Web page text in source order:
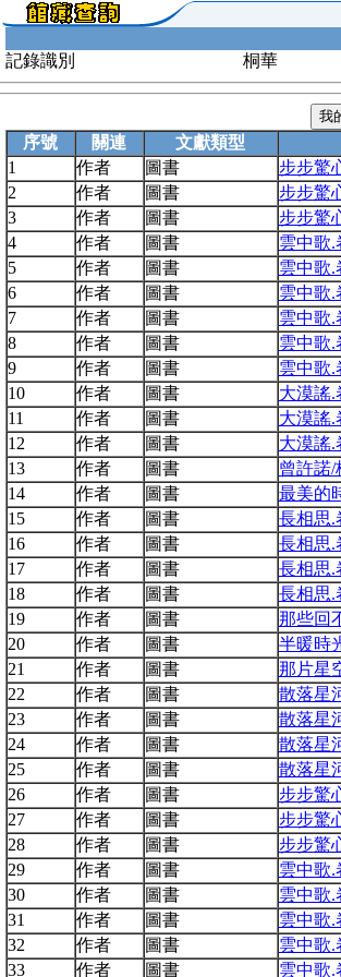
記錄識別
桐華
序號
關連 文獻類型
1
作者 圖書
步步驚
2
作者 圖書
步步驚
3
作者 圖書
步步驚
4
作者 圖書
雲中歌.
5
作者 圖書
雲中歌.
6
作者 圖書
雲中歌.
7
作者 圖書
雲中歌.
8
作者 圖書
雲中歌.
9
作者 圖書
雲中歌.
10
作者 圖書
大漠謠.
11
作者 圖書
大漠謠.
12
作者 圖書
大漠謠.
13
作者 圖書
曾許諾/
14
作者 圖書
最美的
15
作者 圖書
長相思.
16
作者 圖書
長相思.
17
作者 圖書
長相思.
18
作者 圖書
長相思.
19
作者 圖書
那些回
20
作者 圖書
半暖時
21
作者 圖書
那片星
22
作者 圖書
散落星
23
作者 圖書
散落星
24
作者 圖書
散落星
25
作者 圖書
散落星
26
作者 圖書
步步驚
27
作者 圖書
步步驚
28
作者 圖書
步步驚
29
作者 圖書
雲中歌.
30
作者 圖書
雲中歌.
31
作者 圖書
雲中歌.
32
作者 圖書
雲中歌.
33
作者 圖書 雲中歌.